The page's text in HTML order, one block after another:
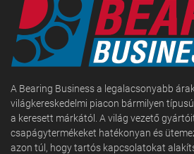
A Bearing Business a legalacsonyabb
világkereskedelmi piacon bármilyen
a keresett márkától. A világ vezető
csapágytermékeket hatékonyan és
azon túl, hogy tartós kapcsolatokat